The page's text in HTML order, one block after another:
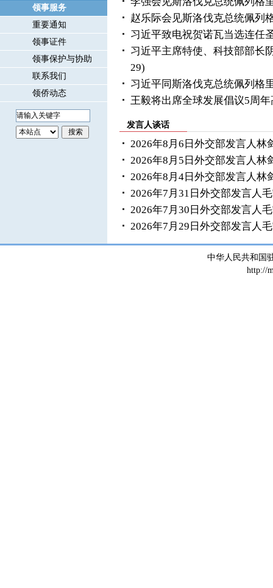
领事服务
重要通知
领事证件
领事保护与协助
联系我们
领侨动态
赵乐际会见斯洛伐克总统佩列
习近平致电祝贺诺瓦当选连任
习近平主席特使、科技部部长
29)
习近平同斯洛伐克总统佩列格
王毅将出席全球发展倡议5周
发言人谈话
2026年8月6日外交部发言人林
2026年8月5日外交部发言人林
2026年8月4日外交部发言人林
2026年7月31日外交部发言人
2026年7月30日外交部发言人
2026年7月29日外交部发言人
中华人民共和国
http://